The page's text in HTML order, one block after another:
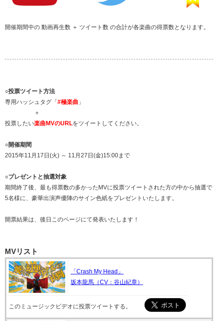
開催期間中の 動画再生数 ＋ ツイート数 の合計が各楽曲の得票数となります。
○投票ツイート方法
専用ハッシュタグ「#極楽曲 」
＋
投票したい楽曲MVのURLをツイートしてください。
○開催期間
2015年11月17日(火) ～ 11月27日(金)15:00まで
○プレゼントと抽選対象
期間終了後、最も得票数の多かったMVに投票ツイートされた方の中から抽選で
5名様に、豪華出演声優陣のサイン色紙をプレゼントいたします。
開票結果は、後日このページにて発表いたします！
MVリスト
「Crash My Head」
坂本龍馬（CV：谷山紀章）
このミュージックビデオに投票ツイートする。